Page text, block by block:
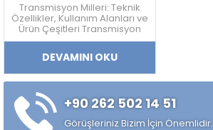
Transmisyon Milleri: Teknik
Özellikler, Kullanım Alanları ve
Ürün Çeşitleri Transmisyon
Mili Nedir? Transmisyon mili;
mekanik güç aktarımı,
doğrusal hareket sistemleri
ve makine ekipmanlarında
kullanılan, yüksek ölçü
hassasiyetine sahip soğuk
çekilmiş çelik mil ürünüdür.
Standart sıcak haddelenmiş
çeliklere kıyasla daha
DEVAMINI OKU
+90 262 502 14 51
Görüşleriniz Bizim İçin Önemlidir.